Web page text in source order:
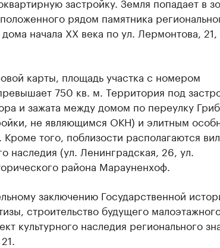
рядом памятника
начала XX века по ул. Лермонтова,
карты, площадь участка с номером
750 кв. м. Территория под
и зажата между домом по переулку
не являющимся ОКН) и элитным
того, поблизости располагаются
наследия (ул. Ленинградская, 26, ул.
района Марауненхоф.
заключению Государственной
строительство будущего
культурного наследия регионального